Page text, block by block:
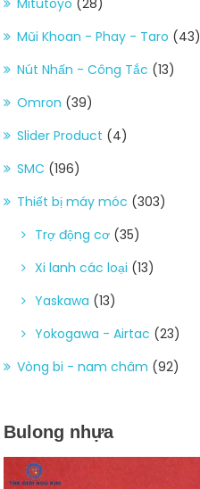
Mũi Khoan - Phay - Taro (43)
Nút Nhấn - Công Tắc (13)
Omron (39)
Slider Product (4)
SMC (196)
Thiết bị máy móc (303)
Trợ động cơ (35)
Xi lanh các loại (13)
Yaskawa (13)
Yokogawa - Airtac (23)
Vòng bi - nam châm (92)
Bulong nhựa